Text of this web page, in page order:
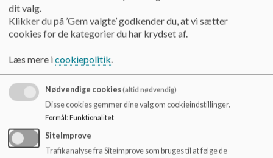
I Regnbuen har vi desuden lavet en velkomstfolder til nye
forældre, som specifikt henvender sig til de forældre, som
starter i Regnbuen.
I er også altid velkommen til at kontakte os, hvis I har
spørgsmål eller andet.
Du kan læse forældrefolderne her:
Dokumenter
Specialklyngens forælderfolder
dit valg.
Klikker du på ’Gem valgte’ godkender du, at vi sætter
cookies for de kategorier du har krydset af.
Læs mere icookiepolitik.
Nødvendige cookies(altid nødvendig)
Disse cookies gemmer dine valg om cookieindstillinger.
Formål: Funktionalitet
SiteImprove
Trafikanalyse fra Siteimprove som bruges til at følge de